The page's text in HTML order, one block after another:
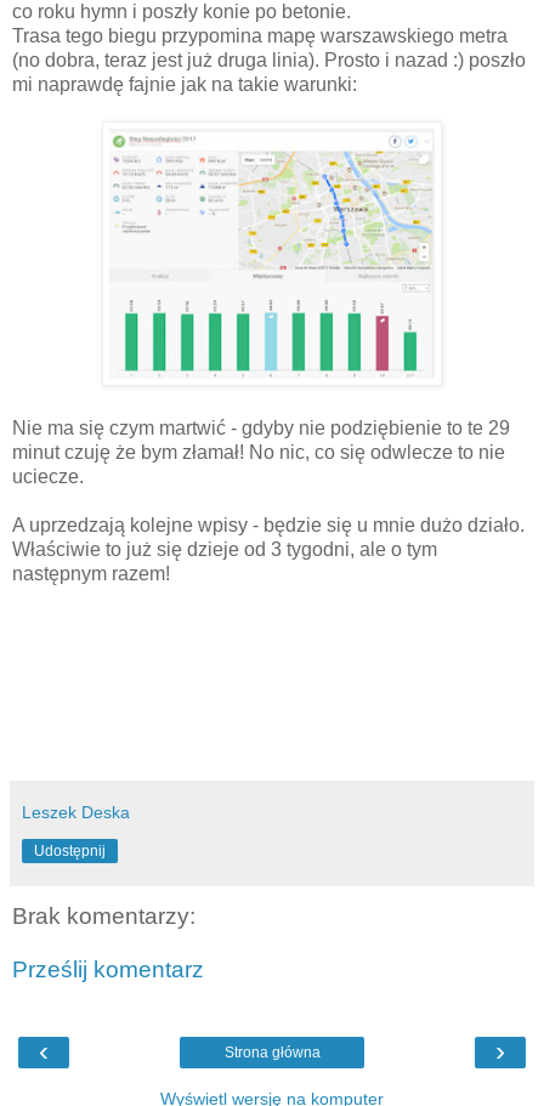
co roku hymn i poszły konie po betonie.
Trasa tego biegu przypomina mapę warszawskiego metra
(no dobra, teraz jest już druga linia). Prosto i nazad :) poszło
mi naprawdę fajnie jak na takie warunki:
Nie ma się czym martwić - gdyby nie podziębienie to te 29
minut czuję że bym złamał! No nic, co się odwlecze to nie
uciecze.
A uprzedzają kolejne wpisy - będzie się u mnie dużo działo.
Właściwie to już się dzieje od 3 tygodni, ale o tym
następnym razem!
Leszek Deska
Udostępnij
Brak komentarzy:
Prześlij komentarz
‹ ›
Strona główna
Wyświetl wersję na komputer